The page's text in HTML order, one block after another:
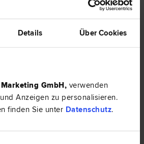
Details Über Cookies
GmbH, verwenden
Anzeigen zu personalisieren.
finden Sie unter Datenschutz.
Feedback.
ist spezialisiert auf
und
.